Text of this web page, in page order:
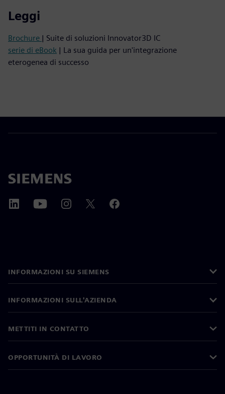
Leggi
Brochure | Suite di soluzioni Innovator3D IC
serie di eBook | La sua guida per un'integrazione
eterogenea di successo
INFORMAZIONI SU SIEMENS
INFORMAZIONI SULL'AZIENDA
METTITI IN CONTATTO
OPPORTUNITÀ DI LAVORO